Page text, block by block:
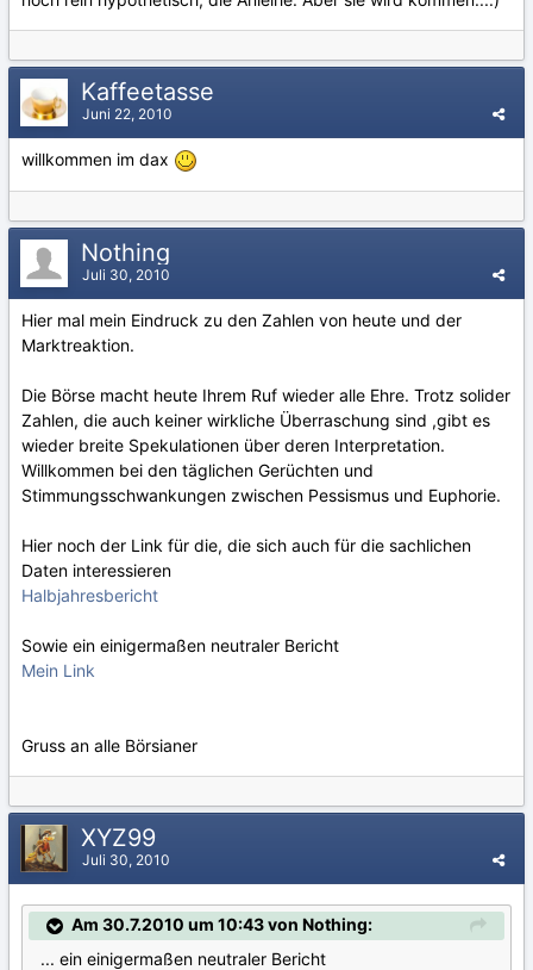
Kaffeetasse
Juni 22, 2010
willkommen im dax
Nothing
Juli 30, 2010
Hier mal mein Eindruck zu den Zahlen von heute und der
Marktreaktion.
Die Börse macht heute Ihrem Ruf wieder alle Ehre. Trotz solider
Zahlen, die auch keiner wirkliche Überraschung sind ,gibt es
wieder breite Spekulationen über deren Interpretation.
Willkommen bei den täglichen Gerüchten und
Stimmungsschwankungen zwischen Pessismus und Euphorie.
Hier noch der Link für die, die sich auch für die sachlichen
Daten interessieren
Halbjahresbericht
Sowie ein einigermaßen neutraler Bericht
Mein Link
Gruss an alle Börsianer
XYZ99
Juli 30, 2010
Am 30.7.2010 um 10:43 von Nothing:
... ein einigermaßen neutraler Bericht